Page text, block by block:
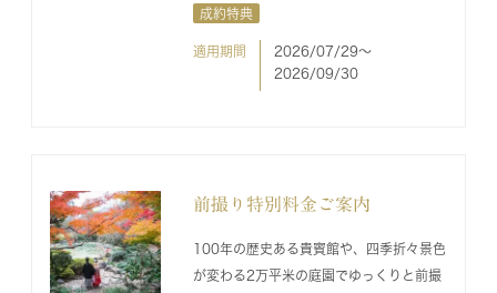
成約特典
適用期間
2026/07/29〜
2026/09/30
前撮り特別料金ご案内
100年の歴史ある貴賓館や、四季折々景色
が変わる2万平米の庭園でゆっくりと前撮